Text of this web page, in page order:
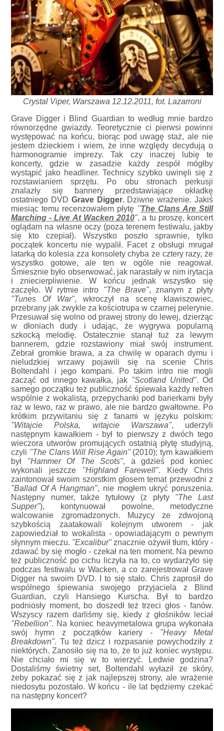
Crystal Viper, Warszawa 12.12.2011, fot. Lazarroni
Grave Digger i Blind Guardian to według mnie bardzo
równorzędne gwiazdy. Teoretycznie ci pierwsi powinni
występować na końcu, biorąc pod uwagę staż, ale nie
jestem dzieckiem i wiem, że inne względy decydują o
harmonogramie imprezy. Tak czy inaczej lubię te
koncerty, gdzie w zasadzie każdy zespół mógłby
wystąpić jako headliner. Technicy szybko uwinęli się z
rozstawianiem sprzętu. Po obu stronach perkusji
znalazły się bannery przedstawiające okładkę
ostatniego DVD Grave Digger. Dziwne wrażenie. Jakiś
miesiąc temu recenzowałem płytę "The Clans Are Still
Marching - Live At Wacken 2010", a tu proszę, koncert
oglądam na własne oczy (poza terenem festiwalu, jakby
się kto czepiał). Wszystko poszło sprawnie, tylko
początek koncertu nie wypalił. Facet z obsługi mrugał
latarką do kolesia zza konsolety chyba ze cztery razy, że
wszystko gotowe, ale ten w ogóle nie reagował.
Śmiesznie było obserwować, jak narastały w nim irytacja
i zniecierpliwienie. W końcu jednak wszystko się
zaczęło. W rytmie intro "The Brave", znanym z płyty
"Tunes Of War", wkroczył na scenę klawiszowiec,
przebrany jak zwykle za kościotrupa w czarnej pelerynie.
Przesuwał się wolno od prawej strony do lewej, dzierżąc
w dłoniach dudy i udając, że wygrywa popularną
szkocką melodię. Ostatecznie stanął tuż za lewym
bannerem, gdzie rozstawiony miał swój instrument.
Zebrał gromkie brawa, a za chwilę w oparach dymu i
nieludzkiej wrzawy pojawili się na scenie Chris
Boltendahl i jego kompani. Po takim intro nie mogli
zacząć od innego kawałka, jak "Scotland United". Od
samego początku też publiczność śpiewała każdy refren
wspólnie z wokalistą, przepychanki pod barierkami były
raz w lewo, raz w prawo, ale nie bardzo gwałtowne. Po
krótkim przywitaniu się z fanami w języku polskim:
"Witajcie Polska, witajcie Warszawa", uderzyli
następnym kawałkiem - był to pierwszy z dwóch tego
wieczora utworów promujących ostatnią płytę studyjną,
czyli "The Clans Will Rise Again"(2010); tym kawałkiem
był "Hammer Of The Scots", a gdzieś pod koniec
wykonali jeszcze "Highland Farewell". Kiedy Chris
zaintonował swoim szorstkim głosem temat przewodni z
"Ballad Of A Hangman", nie mogłem ukryć poruszenia.
Następny numer, także tytułowy (z płyty "The Last
Supper"), kontynuował powolne, metodyczne
walcowanie zgromadzonych. Muzycy ze zdwojoną
szybkością zaatakowali kolejnym utworem - jak
zapowiedział to wokalista - opowiadającym o pewnym
słynnym mieczu. "Excalibur"znacznie ożywił tłum, który -
zdawać by się mogło - czekał na ten moment. Na pewno
też publiczność po cichu liczyła na to, co wydarzyło się
podczas festiwalu w Wacken, a co zarejestrował Grave
Digger na swoim DVD. I to się stało. Chris zaprosił do
wspólnego śpiewania swojego przyjaciela z Blind
Guardian, czyli Hansiego Kurscha. Był to bardzo
podniosły moment, bo doszedł też trzeci głos - fanów.
Wszyscy razem darliśmy się, kiedy z głośników leciał
"Rebellion". Na koniec heavymetalowa grupa wykonała
swój hymn z początków kariery - "Heavy Metal
Breakdown". Tu też dzicz i rozpasanie powychodziły z
niektórych. Zanosiło się na to, że to już koniec występu.
Nie chciało mi się w to wierzyć. Ledwie godzina?
Dostaliśmy świetny set, Boltendahl wyłaził ze skóry,
żeby pokazać się z jak najlepszej strony, ale wrażenie
niedosytu pozostało. W końcu - ile lat będziemy czekać
na następny koncert?